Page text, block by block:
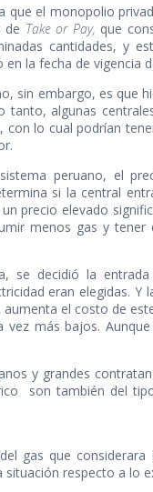
que el monopolio
de Take or Pay, que
cantidades, y
la fecha de vigencia
sin embargo, es que
tanto, algunas
lo cual podrían
peruano, el
si la central
precio elevado
menos gas y tener
se decidió la
eran elegidas. Y
el costo de
más bajos.
y grandes
son también del
gas que considerara
respecto a lo